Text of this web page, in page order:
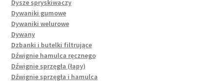
Dysze spryskiwaczy
Dywaniki gumowe
Dywaniki welurowe
Dywany
Dzbanki i butelki filtrujące
Dźwignie hamulca ręcznego
Dźwignie sprzęgła (łapy)
Dźwignie sprzęgła i hamulca